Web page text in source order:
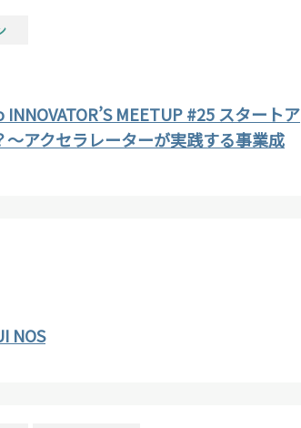
MEETUP #25 スタートア
アクセラレーターが実践する事業成
NOS